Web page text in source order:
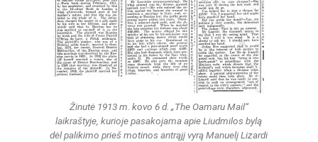
Žinutė 1913 m. kovo 6 d. „The Oamaru Mail“
laikraštyje, kurioje pasakojama apie Liudmilos bylą
dėl palikimo prieš motinos antrąjį vyrą Manuelį Lizardi